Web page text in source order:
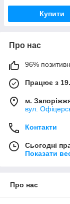
Купити
Про нас
96%
Працює з
м.
вул.
Контакти
Сьогодні
Показати
Про нас